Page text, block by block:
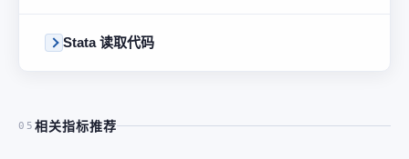
Stata 读取代码
05 相关指标推荐